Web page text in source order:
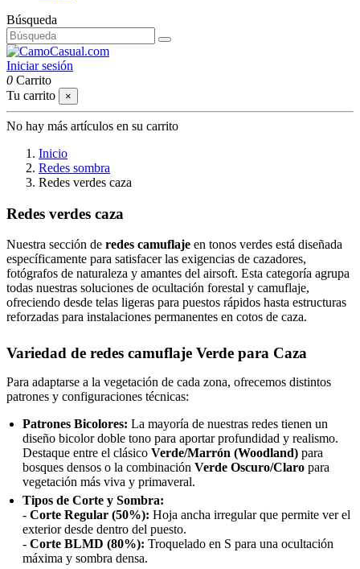
Búsqueda
Iniciar sesión
0 Carrito
Tu carrito
×
No hay más artículos en su carrito
Inicio
Redes sombra
Redes verdes caza
Redes verdes caza
Nuestra sección de redes camuflaje en tonos verdes está diseñada
específicamente para satisfacer las exigencias de cazadores,
fotógrafos de naturaleza y amantes del airsoft. Esta categoría agrupa
todas nuestras soluciones de ocultación forestal y camuflaje,
ofreciendo desde telas ligeras para puestos rápidos hasta estructuras
reforzadas para instalaciones permanentes en cotos de caza.
Variedad de redes camuflaje Verde para Caza
Para adaptarse a la vegetación de cada zona, ofrecemos distintos
patrones y configuraciones técnicas:
Patrones Bicolores: La mayoría de nuestras redes tienen un
diseño bicolor doble tono para aportar profundidad y realismo.
Destaque entre el clásico Verde/Marrón (Woodland) para
bosques densos o la combinación Verde Oscuro/Claro para
vegetación más viva y primaveral.
Tipos de Corte y Sombra:
- Corte Regular (50%): Hoja ancha irregular que permite ver el
exterior desde dentro del puesto.
- Corte BLMD (80%): Troquelado en S para una ocultación
máxima y sombra densa.